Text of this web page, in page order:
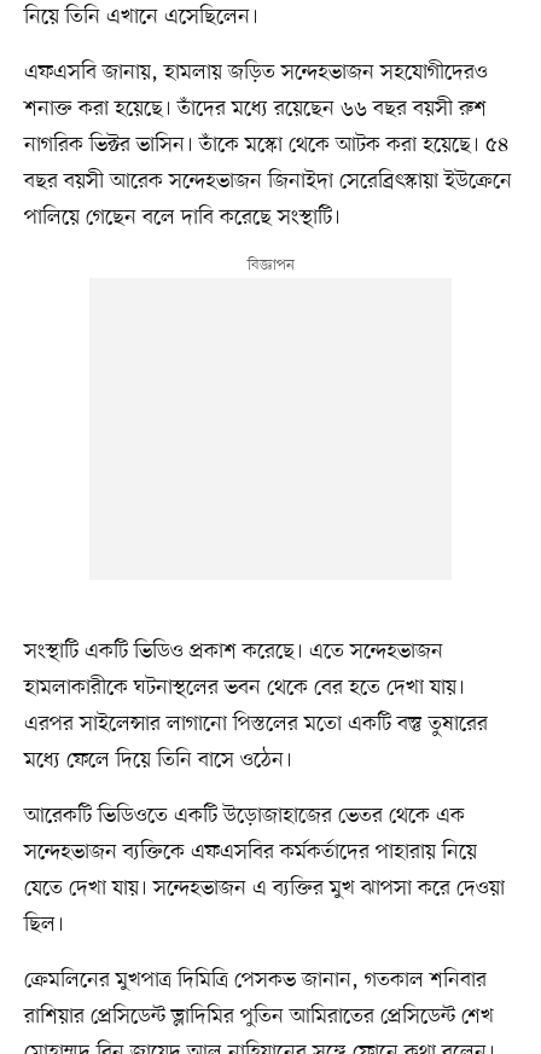
নিয়ে তিনি এখানে এসেছিলেন।
এফএসবি জানায়, হামলায় জড়িত সন্দেহভাজন সহযোগীদেরও
শনাক্ত করা হয়েছে। তাঁদের মধ্যে রয়েছেন ৬৬ বছর বয়সী রুশ
নাগরিক ভিক্টর ভাসিন। তাঁকে মস্কো থেকে আটক করা হয়েছে। ৫৪
বছর বয়সী আরেক সন্দেহভাজন জিনাইদা সেরেব্রিৎস্কায়া ইউক্রেনে
পালিয়ে গেছেন বলে দাবি করেছে সংস্থাটি।
সংস্থাটি একটি ভিডিও প্রকাশ করেছে। এতে সন্দেহভাজন
হামলাকারীকে ঘটনাস্থলের ভবন থেকে বের হতে দেখা যায়।
এরপর সাইলেন্সার লাগানো পিস্তলের মতো একটি বস্তু তুষারের
মধ্যে ফেলে দিয়ে তিনি বাসে ওঠেন।
আরেকটি ভিডিওতে একটি উড়োজাহাজের ভেতর থেকে এক
সন্দেহভাজন ব্যক্তিকে এফএসবির কর্মকর্তাদের পাহারায় নিয়ে
যেতে দেখা যায়। সন্দেহভাজন এ ব্যক্তির মুখ ঝাপসা করে দেওয়া
ছিল।
ক্রেমলিনের মুখপাত্র দিমিত্রি পেসকভ জানান, গতকাল শনিবার
রাশিয়ার প্রেসিডেন্ট ভ্লাদিমির পুতিন আমিরাতের প্রেসিডেন্ট শেখ